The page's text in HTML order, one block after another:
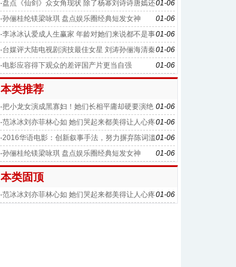
01-06
·盘点《仙剑》众女角现状 除了杨幂刘诗诗唐嫣还
有她们
01-06
·孙俪桂纶镁梁咏琪 盘点娱乐圈经典短发女神
01-06
·李冰冰认爱成人生赢家 年龄对她们来说都不是事
01-06
·台媒评大陆电视剧演技最佳女星 刘涛孙俪海清秦
海璐上榜
01-06
·电影应容得下观众的差评国产片更当自强
本类推荐
01-06
·把小龙女演成黑寡妇！她们长相平庸却硬要演绝
世美女
01-06
·范冰冰刘亦菲林心如 她们哭起来都美得让人心疼
01-06
·2016华语电影：创新叙事手法，努力摒弃陈词滥
调
01-06
·孙俪桂纶镁梁咏琪 盘点娱乐圈经典短发女神
本类固顶
01-06
·范冰冰刘亦菲林心如 她们哭起来都美得让人心疼